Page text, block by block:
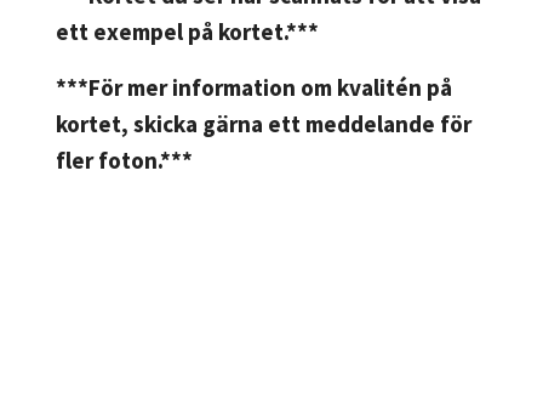
ett exempel på kortet.***
***För mer information om kvalitén på
kortet, skicka gärna ett meddelande för
fler foton.***